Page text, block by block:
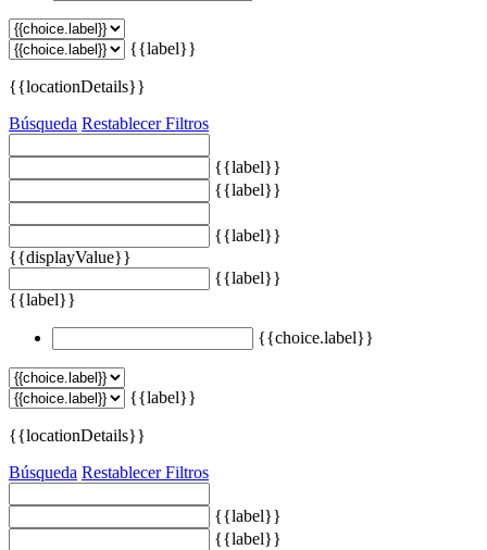
{{label}}
{{locationDetails}}
Búsqueda Restablecer Filtros
{{label}}
{{label}}
{{label}}
{{displayValue}}
{{label}}
{{label}}
{{choice.label}}
{{label}}
{{locationDetails}}
Búsqueda Restablecer Filtros
{{label}}
{{label}}